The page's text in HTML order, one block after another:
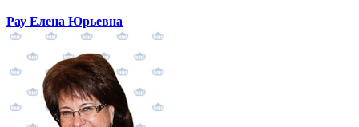
Рау Елена Юрьевна